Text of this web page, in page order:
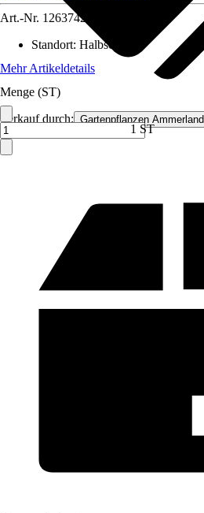
Verkauf durch: Gartenpflanzen Ammerland
Art.-Nr. 12637421
Standort: Halbschatten
Mehr Artikeldetails
Menge (ST)
1 ST